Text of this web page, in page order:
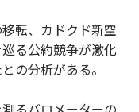
転、カドクド新空
る公約競争が激化
の分析がある。